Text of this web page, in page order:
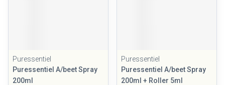
Puressentiel
Puressentiel A/beet Spray
200ml
Puressentiel
Puressentiel A/beet Spray
200ml + Roller 5ml